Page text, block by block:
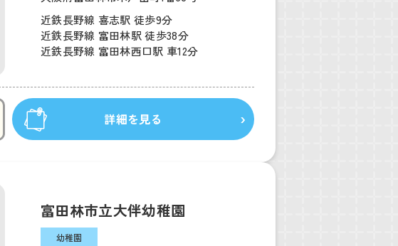
近鉄長野線 喜志駅 徒歩9分
近鉄長野線 富田林駅 徒歩38分
近鉄長野線 富田林西口駅 車12分
詳細を見る
富田林市立大伴幼稚園
幼稚園